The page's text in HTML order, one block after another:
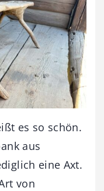
es so schön.
aus
eine Axt.
von